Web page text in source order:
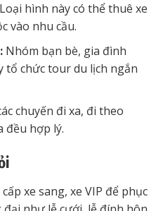
hình này có thể thuê xe
vào nhu cầu.
Nhóm bạn bè, gia đình
tổ chức tour du lịch ngắn
chuyến đi xa, đi theo
đều hợp lý.
xe sang, xe VIP để phục